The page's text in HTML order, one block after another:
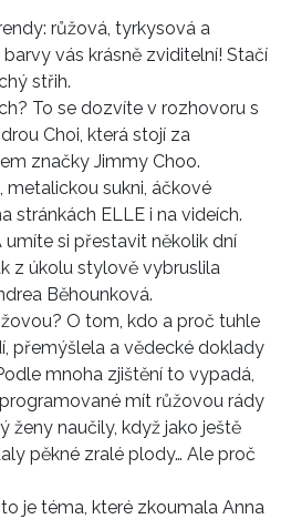
růžová, tyrkysová a
vás krásně zviditelní! Stačí
střih.
To se dozvíte v rozhovoru s
Choi, která stojí za
značky Jimmy Choo.
metalickou sukni, áčkové
stránkách ELLE i na videích.
umíte si přestavit několik dní
z úkolu stylově vybruslila
Běhounková.
O tom, kdo a proč tuhle
přemýšlela a vědecké doklady
mnoha zjištění to vypadá,
mít růžovou rády
ženy naučily, když jako ještě
pěkné zralé plody… Ale proč
je téma, které zkoumala Anna